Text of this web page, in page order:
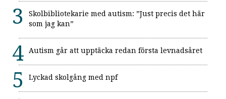
Skolbibliotekarie med autism: ”Just precis det här
som jag kan”
Autism går att upptäcka redan första levnadsåret
Lyckad skolgång med npf